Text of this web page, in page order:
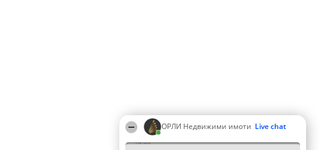
ОРЛИ Недвижими имоти Live chat
10:35